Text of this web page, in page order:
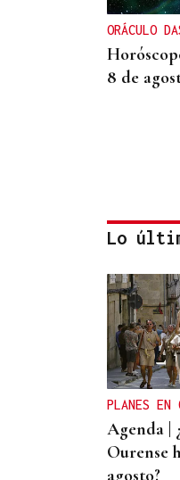
ORÁCULO
8 de
AHORRO
La UE
de
Lo
PLANES EN
Agenda |
Ourense